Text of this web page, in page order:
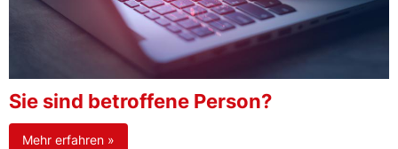
Sie sind betroffene Person?
Mehr erfahren »